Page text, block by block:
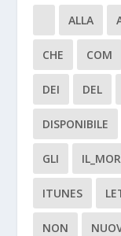
ALLA
CHE COM
DEI DEL
DISPONIBILE
GLI
ITUNES
NON